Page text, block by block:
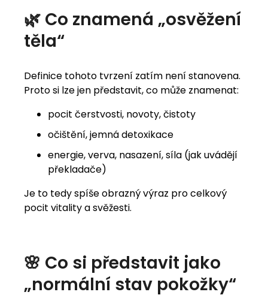
🌿 Co znamená „osvěžení
těla“
Definice tohoto tvrzení zatím není stanovena.
Proto si lze jen představit, co může znamenat:
pocit čerstvosti, novoty, čistoty
očištění, jemná detoxikace
energie, verva, nasazení, síla (jak uvádějí
překladače)
Je to tedy spíše obrazný výraz pro celkový
pocit vitality a svěžesti.
🌸 Co si představit jako
„normální stav pokožky“